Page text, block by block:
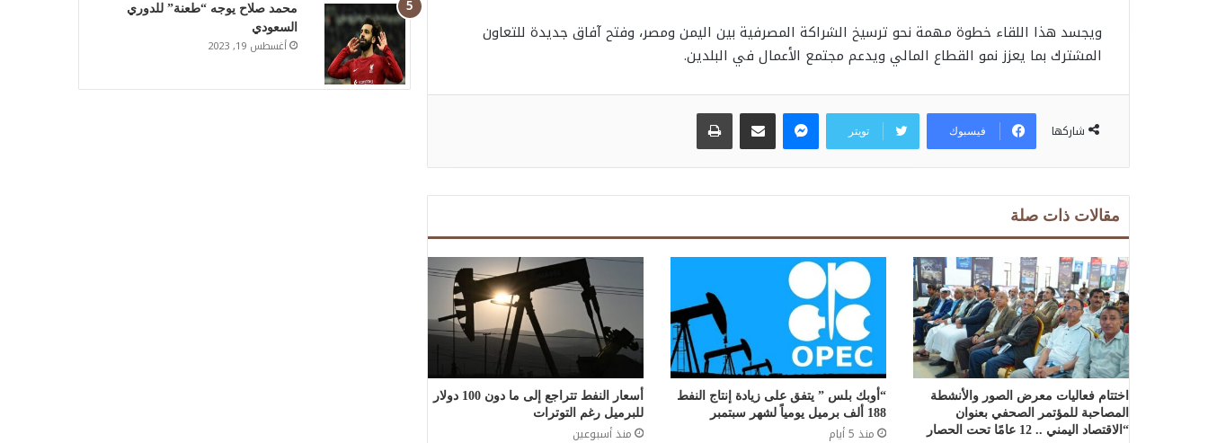
ويجسد هذا اللقاء خطوة مهمة نحو ترسيخ الشراكة المصرفية بين اليمن ومصر، وفتح آفاق جديدة للتعاون
المشترك بما يعزز نمو القطاع المالي ويدعم مجتمع الأعمال في البلدين.
شاركها فيسبوك تويتر
مقالات ذات صلة
اختتام فعاليات معرض الصور والأنشطة
المصاحبة للمؤتمر الصحفي بعنوان
“الاقتصاد اليمني .. 12 عامًا تحت الحصار
“أوبك بلس ” يتفق على زيادة إنتاج النفط
188 ألف برميل يومياً لشهر سبتمبر
منذ 5 أيام
أسعار النفط تتراجع إلى ما دون 100 دولار
للبرميل رغم التوترات
منذ أسبوعين
محمد صلاح يوجه “طعنة” للدوري
السعودي
أغسطس 19, 2023